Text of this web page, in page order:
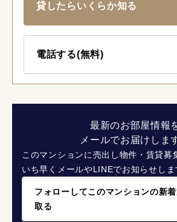
貸したらいくらか知る
電話する(無料)
最新のお部屋情報
メールでお届けしま
このマンションに売出し物件・賃貸募
いち早くメールやLINEでお知らせしま
フォローしてこのマンションの新
取る